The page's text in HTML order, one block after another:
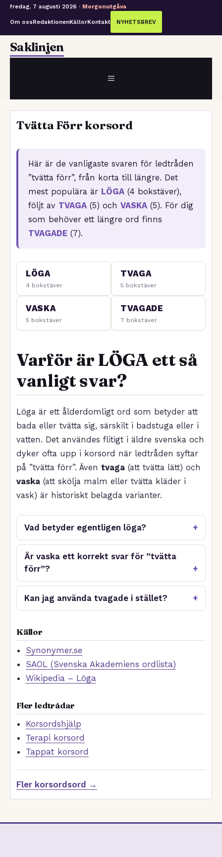
fredag, 7 augusti 2026 · Morgonutgåva
Om ossRedaktionenKällorKontakt NYHETSBREV
Hoppa
Saklinjen
MENY
Tvätta Förr korsord
Här är de vanligaste svaren för ledtråden
”tvätta förr”, från korta till längre. Det
mest populära är LÖGA(4 bokstäver),
följt av TVAGA(5) och VASKA(5). För dig
som behöver ett längre ord finns
TVAGADE(7).
LÖGA
4 bokstäver
TVAGA
5 bokstäver
VASKA
5 bokstäver
TVAGADE
7 bokstäver
Varför är LÖGA ett så
vanligt svar?
Löga är ett ålderdomligt ord som betyder att
bada eller tvätta sig, särskilt i badstuga eller i
vatten. Det användes flitigt i äldre svenska och
dyker ofta upp i korsord när ledtråden syftar
på ”tvätta förr”. Även tvaga (att tvätta lätt) och
vaska (att skölja malm eller tvätta kläder i
vask) är historiskt belagda varianter.
Vad betyder egentligen löga?
Är vaska ett korrekt svar för ”tvätta
förr”?
Kan jag använda tvagade i stället?
Källor
Synonymer.se
SAOL (Svenska Akademiens ordlista)
Wikipedia – Löga
Fler ledtrådar
Korsordshjälp
Terapi korsord
Tappat korsord
Fler korsordsord →